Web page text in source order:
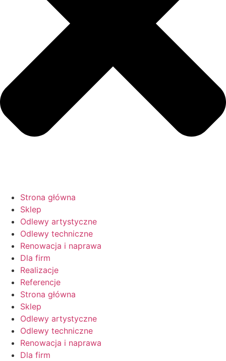
Strona główna
Sklep
Odlewy artystyczne
Odlewy techniczne
Renowacja i naprawa
Dla firm
Realizacje
Referencje
Strona główna
Sklep
Odlewy artystyczne
Odlewy techniczne
Renowacja i naprawa
Dla firm